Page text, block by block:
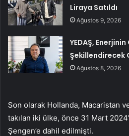
Liraya Satıldı
Ağustos 9, 2026
YEDAŞ,
Şekillendirecek
Ağustos 8, 2026
Son olarak Hollanda, Macaristan
takılan iki ülke, önce 31 Mart
Şengen’e dahil edilmişti.